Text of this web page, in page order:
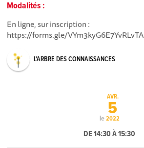
Modalités :
En ligne, sur inscription :
https://forms.gle/VYm3kyG6E7YvRLvTA
L'ARBRE DES CONNAISSANCES
le
AVR.
5
2022
DE 14:30 À 15:30